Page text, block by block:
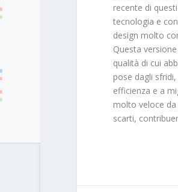
recente di
tecnologia e
design molto
Questa
qualità di cui
pose dagli
efficienza e a
molto veloce da
scarti,